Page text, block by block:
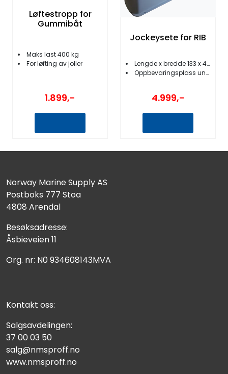
Løftestropp for
Gummibåt
Maks last 400 kg
For løfting av joller
1.899,-
Jockeysete for RIB
Lengde x bredde 133 x 47,5 cm
Oppbevaringsplass under setet
4.999,-
Norway Marine Supply AS
Postboks 777 Stoa
4808 Arendal
Besøksadresse:
Åsbieveien 11
Org. nr: N0 934608143MVA
Kontakt oss:
Salgsavdelingen:
37 00 03 50
salg@nmsproff.no
www.nmsproff.no